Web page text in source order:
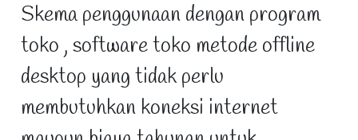
Skema penggunaan dengan program
toko , software toko metode offline
desktop yang tidak perlu
membutuhkan koneksi internet